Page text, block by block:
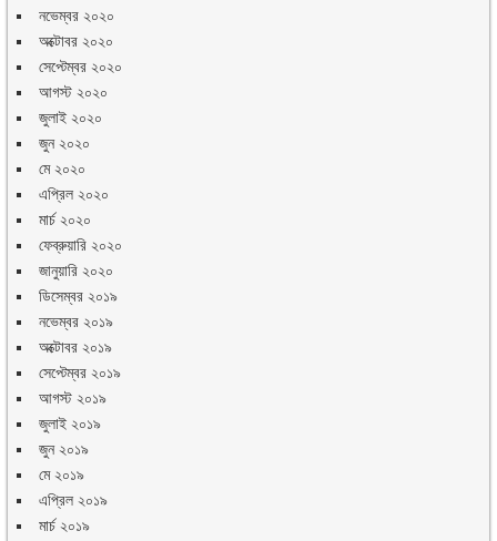
নভেম্বর ২০২০
অক্টোবর ২০২০
সেপ্টেম্বর ২০২০
আগস্ট ২০২০
জুলাই ২০২০
জুন ২০২০
মে ২০২০
এপ্রিল ২০২০
মার্চ ২০২০
ফেব্রুয়ারি ২০২০
জানুয়ারি ২০২০
ডিসেম্বর ২০১৯
নভেম্বর ২০১৯
অক্টোবর ২০১৯
সেপ্টেম্বর ২০১৯
আগস্ট ২০১৯
জুলাই ২০১৯
জুন ২০১৯
মে ২০১৯
এপ্রিল ২০১৯
মার্চ ২০১৯